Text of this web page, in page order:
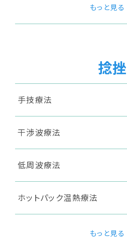
もっと見る
捻挫
手技療法
干渉波療法
低周波療法
ホットパック温熱療法
もっと見る